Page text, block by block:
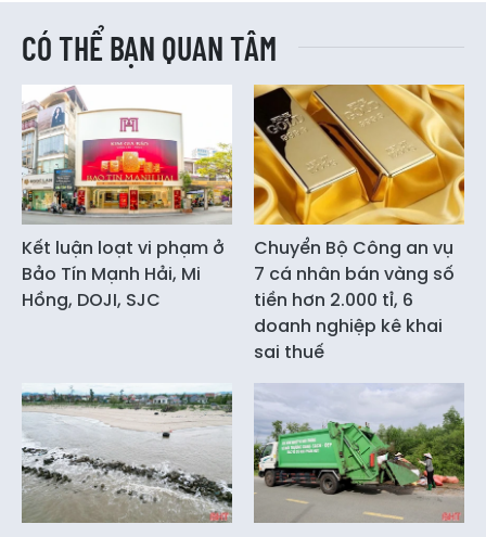
CÓ THỂ BẠN QUAN TÂM
Kết luận loạt vi phạm ở
Bảo Tín Mạnh Hải, Mi
Hồng, DOJI, SJC
Chuyển Bộ Công an vụ
7 cá nhân bán vàng số
tiền hơn 2.000 tỉ, 6
doanh nghiệp kê khai
sai thuế